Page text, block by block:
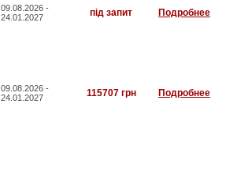
09.08.2026 -
24.01.2027
під запит Подробнее
09.08.2026 -
24.01.2027
115707 грн Подробнее